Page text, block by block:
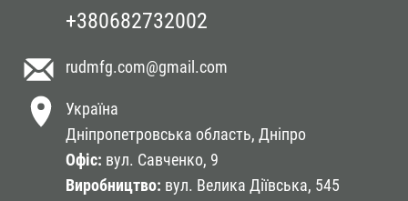
Україна
Дніпропетровська область, Дніпро
Офіc: вул. Савченко, 9
Виробництво: вул. Велика Діївська, 545
+380682732002
rudmfg.com@gmail.com